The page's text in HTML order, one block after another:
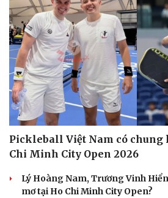
Pickleball Việt Nam có chung
Chi Minh City Open 2026
Lý Hoàng Nam, Trương Vinh
mơ tại Ho Chi Minh City Open?